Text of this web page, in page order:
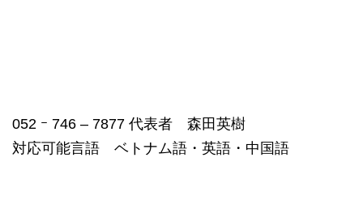
052 ｰ 746 – 7877 代表者 森田英樹
対応可能言語 ベトナム語・英語・中国語